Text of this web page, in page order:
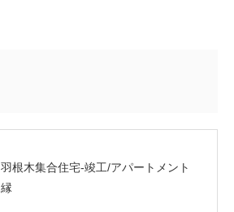
羽根木集合住宅-竣工/アパートメント
縁